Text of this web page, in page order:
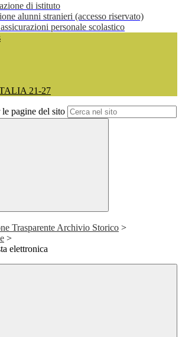
di istituto
alunni stranieri (accesso riservato)
personale scolastico
21-27
pagine del sito
Trasparente Archivio Storico >
>
elettronica